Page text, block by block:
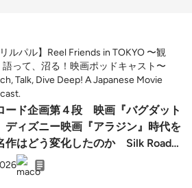
リルパル】Reel Friends in TOKYO 〜観
語って、沼る！映画ポッドキャスト〜
Talk, Dive Deep! A Japanese Movie
ード企画第４段 映画『バグダット
ディズニー映画『アラジン』時代を
作はどう変化したのか Silk Road
Same Wish, Different World